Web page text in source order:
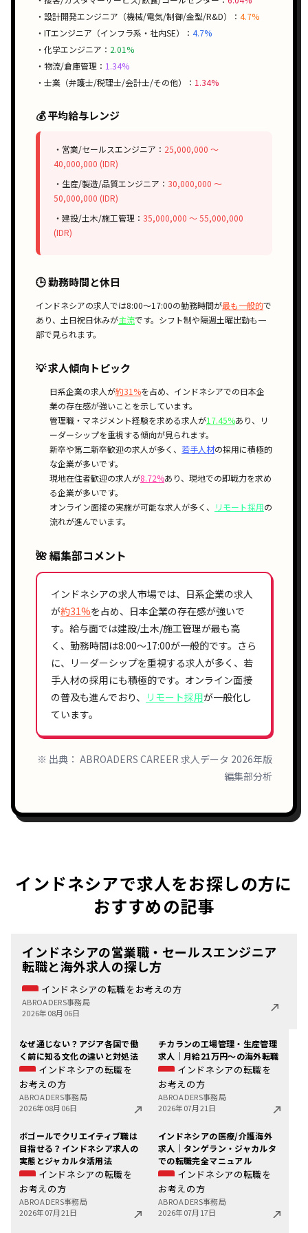
・設計開発エンジニア（機械/電気/制御/金型/R&D）： 4.7%
・ITエンジニア（インフラ系・社内SE）： 4.7%
・化学エンジニア： 2.01%
・物流/倉庫管理： 1.34%
・士業（弁護士/税理士/会計士/その他）： 1.34%
💰 平均給与レンジ
・営業/セールスエンジニア： 25,000,000 〜
40,000,000 (IDR)
・生産/製造/品質エンジニア： 30,000,000 〜
50,000,000 (IDR)
・建設/土木/施工管理： 35,000,000 〜 55,000,000
(IDR)
🕒 勤務時間と休日
インドネシアの求人では8:00〜17:00の勤務時間が最も一般的で
あり、 土日祝日休みが主流です。 シフト制や隔週土曜出勤も一
部で見られます。
💡 求人傾向トピック
日系企業の求人が約31%を占め、 インドネシアでの日本企
業の存在感が強いことを示しています。
管理職・マネジメント経験を求める求人が17.45%あり、
リ
ーダーシップを重視する傾向が見られます。
新卒や第二新卒歓迎の求人が多く、 若手人材の採用に積極的
な企業が多いです。
現地在住者歓迎の求人が8.72%あり、 現地での即戦力を求め
る企業が多いです。
オンライン面接の実施が可能な求人が多く、 リモート採用の
流れが進んでいます。
🌺 編集部コメント
インドネシアの求人市場では、 日系企業の求人
が約31%を占め、 日本企業の存在感が強いで
す。給与面では建設/土木/施工管理が最も高
く、勤務時間は8:00〜17:00が一般的です。さら
に、
リーダーシップを重視する求人が多く、 若
手人材の採用にも積極的です。オンライン面接
の普及も進んでおり、
リモート採用が一般化し
ています。
※ 出典： ABROADERS CAREER 求人データ 2026年版
編集部分析
インドネシアで求人をお探しの方に
おすすめの記事
インドネシアの営業職・セールスエンジニア
転職と海外求人の探し方
インドネシアの転職をお考えの方
ABROADERS事務局
2026年08月06日
なぜ通じない？アジア各国で働
く前に知る文化の違いと対処法
インドネシアの転職を
お考えの方
ABROADERS事務局
2026年08月06日
チカランの工場管理・生産管理
求人｜月給21万円〜の海外転職
インドネシアの転職を
お考えの方
ABROADERS事務局
2026年07月21日
ボゴールでクリエイティブ職は
目指せる？インドネシア求人の
実態とジャカルタ活用法
インドネシアの転職を
お考えの方
ABROADERS事務局
2026年07月21日
インドネシアの医療/介護海外
求人｜タンゲラン・ジャカルタ
での転職完全マニュアル
インドネシアの転職を
お考えの方
ABROADERS事務局
2026年07月17日